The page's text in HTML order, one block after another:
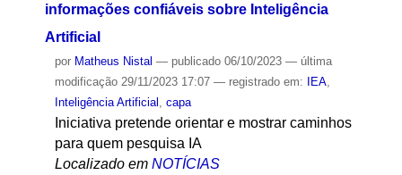
informações confiáveis sobre Inteligência
Artificial
por Matheus Nistal — publicado06/10/2023 — última
modificação29/11/2023 17:07 — registrado em: IEA,
Inteligência Artificial
capa
Iniciativa pretende orientar e mostrar caminhos
para quem pesquisa IA
Localizado em NOTÍCIAS